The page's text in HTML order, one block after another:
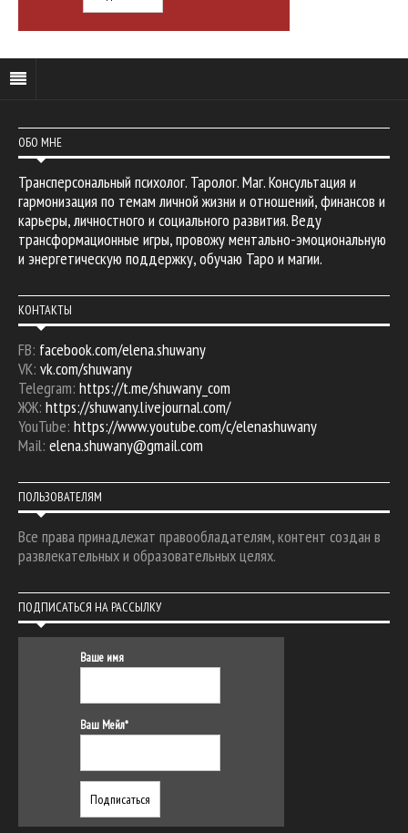
ОБО МНЕ
Трансперсональный психолог. Таролог. Маг. Консультация и
гармонизация по темам личной жизни и отношений, финансов и
карьеры, личностного и социального развития. Веду
трансформационные игры, провожу ментально-эмоциональную
и энергетическую поддержку, обучаю Таро и магии.
КОНТАКТЫ
FB: facebook.com/elena.shuwany
VK: vk.com/shuwany
Telegram: https://t.me/shuwany_com
ЖЖ: https://shuwany.livejournal.com/
YouTube: https://www.youtube.com/c/elenashuwany
Mail: elena.shuwany@gmail.com
ПОЛЬЗОВАТЕЛЯМ
Все права принадлежат правообладателям, контент создан в
развлекательных и образовательных целях.
ПОДПИСАТЬСЯ НА РАССЫЛКУ
Ваше имя
Ваш Мейл*